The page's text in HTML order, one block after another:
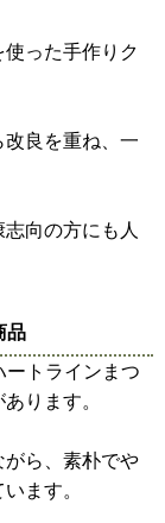
った手作りク
良を重ね、一
向の方にも人
品
ートラインまつ
ります。
がら、素朴でや
ます。